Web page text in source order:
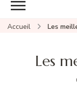
Accueil Les
Les